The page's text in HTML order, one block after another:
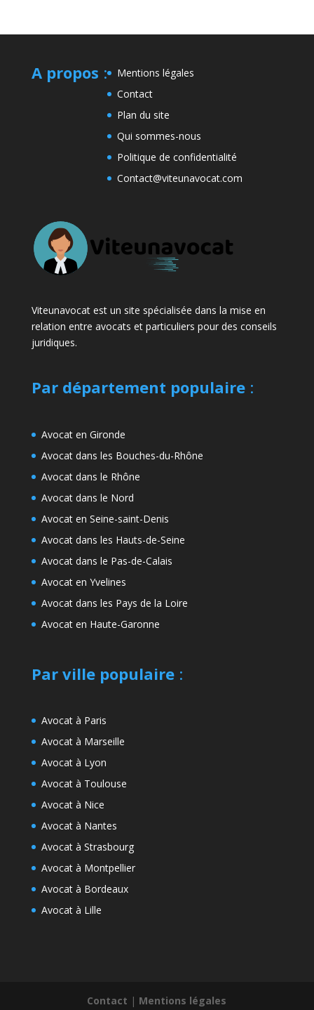
A propos :
Mentions légales
Contact
Plan du site
Qui sommes-nous
Politique de confidentialité
Contact@viteunavocat.com
Viteunavocat est un site spécialisée dans la mise en
relation entre avocats et particuliers pour des conseils
juridiques.
Par département populaire:
Avocat en Gironde
Avocat dans les Bouches-du-Rhône
Avocat dans le Rhône
Avocat dans le Nord
Avocat en Seine-saint-Denis
Avocat dans les Hauts-de-Seine
Avocat dans le Pas-de-Calais
Avocat en Yvelines
Avocat dans les Pays de la Loire
Avocat en Haute-Garonne
Par ville populaire:
Avocat à Paris
Avocat à Marseille
Avocat à Lyon
Avocat à Toulouse
Avocat à Nice
Avocat à Nantes
Avocat à Strasbourg
Avocat à Montpellier
Avocat à Bordeaux
Avocat à Lille
Contact | Mentions légales